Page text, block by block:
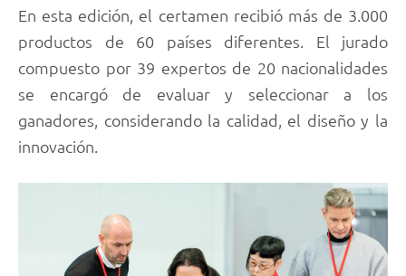
En esta edición, el certamen recibió más de 3.000
productos de 60 países diferentes. El jurado
compuesto por 39 expertos de 20 nacionalidades
se encargó de evaluar y seleccionar a los
ganadores, considerando la calidad, el diseño y la
innovación.